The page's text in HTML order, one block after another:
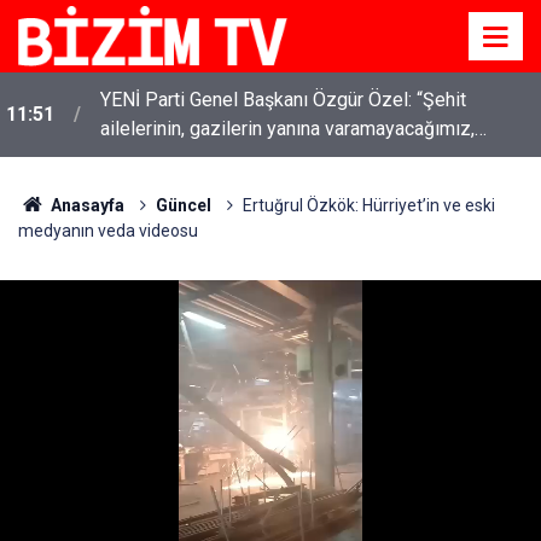
11:51
YENİ Parti Genel Başkanı Özgür Özel: “Şehit
ailelerinin, gazilerin yanına varamayacağımız,
gözüne bakamayacağımız işlerin içinde olmayız”
Anasayfa Güncel
Ertuğrul Özkök: Hürriyet’in ve eski
medyanın veda videosu